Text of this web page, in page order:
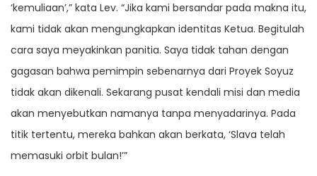
‘kemuliaan’,” kata Lev. “Jika kami bersandar pada makna itu,
kami tidak akan mengungkapkan identitas Ketua. Begitulah
cara saya meyakinkan panitia. Saya tidak tahan dengan
gagasan bahwa pemimpin sebenarnya dari Proyek Soyuz
tidak akan dikenali. Sekarang pusat kendali misi dan media
akan menyebutkan namanya tanpa menyadarinya. Pada
titik tertentu, mereka bahkan akan berkata, ‘Slava telah
memasuki orbit bulan!’”